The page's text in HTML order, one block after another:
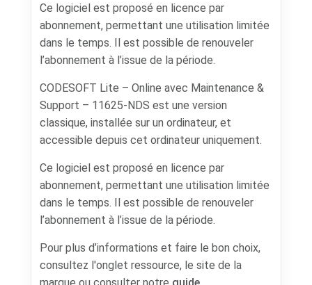
Ce logiciel est proposé en licence par
abonnement, permettant une utilisation limitée
dans le temps. Il est possible de renouveler
l’abonnement à l’issue de la période.
CODESOFT Lite – Online avec Maintenance &
Support – 11625-NDS est une version
classique, installée sur un ordinateur, et
accessible depuis cet ordinateur uniquement.
Ce logiciel est proposé en licence par
abonnement, permettant une utilisation limitée
dans le temps. Il est possible de renouveler
l’abonnement à l’issue de la période.
Pour plus d’informations et faire le bon choix,
consultez l'onglet ressource, le site de la